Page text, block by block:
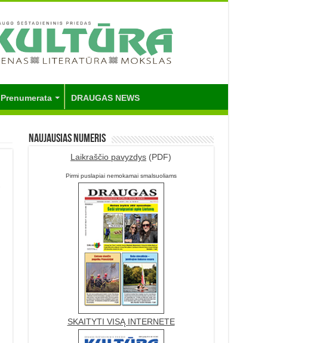
Prenumerata DRAUGAS NEWS
Naujausias numeris
Laikraščio pavyzdys (PDF)
Pirmi puslapiai nemokamai smalsuoliams
SKAITYTI VISĄ INTERNETE